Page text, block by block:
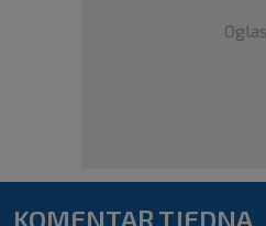
Oglas
KOMENTAR TJEDNA